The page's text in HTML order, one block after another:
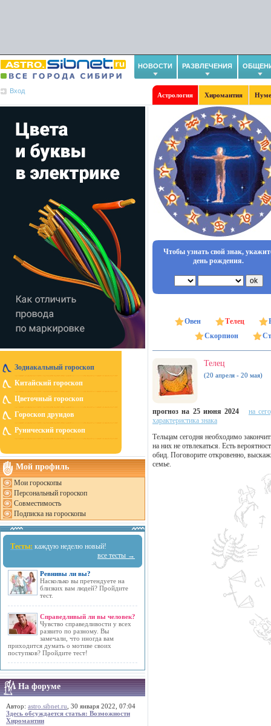
НОВОСТИ РАЗВЛЕЧЕНИЯ
Вход
Астрология Хиромантия
Зодиакальный гороскоп
Китайский гороскоп
Цветочный гороскоп
Гороскоп друидов
Рунический гороскоп
Мой профиль
Мои гороскопы
Персональный гороскоп
Совместимость
Подписка на гороскопы
Тесты: каждую неделю новый!
все тесты →
Ревнивы ли вы?
Насколько вы претендуете на
близких вам людей? Пройдите
тест.
Справедливый ли вы человек?
Чувство справедливости у всех
развито по разному. Вы
замечали, что иногда вам
приходится думать о мотиве своих
поступков? Пройдите тест!
На форуме
Автор: astro.sibnet.ru , 30 января 2022, 07:04
Здесь обсуждается статья: Возможности
Хиромантии
Чтобы узнать свой знак,
день рождения.
Овен Телец
Скорпион
Телец
(20 апреля - 20 мая)
прогноз на 25 июня 2024
на
характеристика знака
Тельцам сегодня необходимо
на них не отвлекаться. Есть
обид. Поговорите откровенно,
семье.